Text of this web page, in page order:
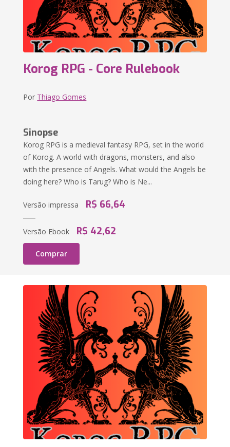
Korog RPG - Core Rulebook
Por Thiago Gomes
Sinopse
Korog RPG is a medieval fantasy RPG, set in the world
of Korog. A world with dragons, monsters, and also
with the presence of Angels. What would the Angels be
doing here? Who is Tarug? Who is Ne...
Versão impressa R$ 66,64
Versão Ebook R$ 42,62
Comprar